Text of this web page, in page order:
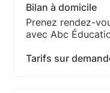
Bilan à domicile
Prenez rendez-
avec Abc
Tarifs sur